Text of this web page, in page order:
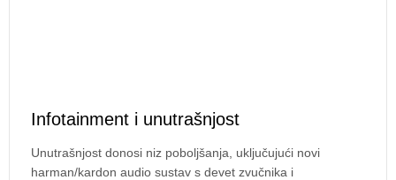
Infotainment i unutrašnjost
Unutrašnjost donosi niz poboljšanja, uključujući novi
harman/kardon audio sustav s devet zvučnika i